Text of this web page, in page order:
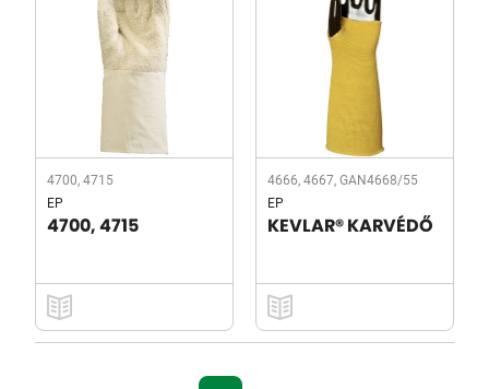
4700, 4715
EP
4700, 4715
4666, 4667, GAN4668/55
EP
KEVLAR® KARVÉDŐ